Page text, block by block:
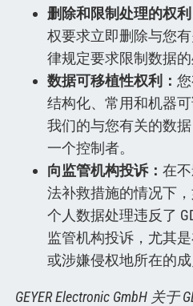
删除和限制处理的权
权要求立即删除与您
律规定要求限制数据的
数据可移植性权利：
结构化、常用和机器
我们的与您有关的数
一个控制者。
向监管机构投诉：在
法补救措施的情况下
个人数据处理违反了
监管机构投诉，尤其
或涉嫌侵权地所在的成
GEYER Electronic GmbH 关于